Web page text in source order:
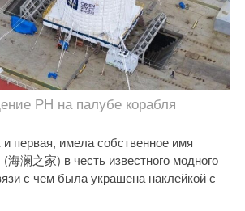
РН на палубе корабля
и первая, имела собственное имя
澜之家) в честь известного модного
с чем была украшена наклейкой с